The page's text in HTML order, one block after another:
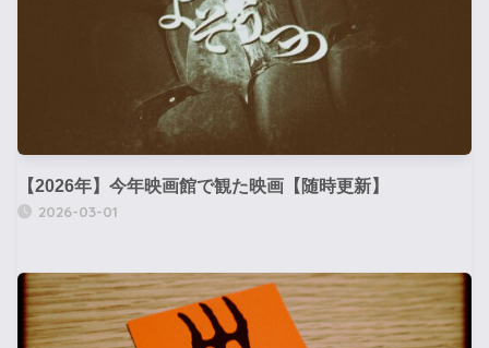
【2026年】今年映画館で観た映画【随時更新】
2026-03-01